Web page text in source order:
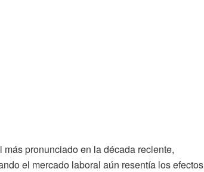
pronunciado en la década reciente,
el mercado laboral aún resentía los efectos